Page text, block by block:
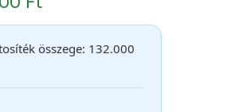
összege: 132.000